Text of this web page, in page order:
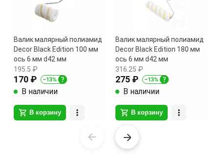
Валик малярный полиамид
Decor Black Edition 100 мм
ось 6 мм d42 мм
195.5 ₽
170 ₽
В наличии
В корзину
Валик малярный полиамид
Decor Black Edition 180 мм
ось 6 мм d42 мм
316.25 ₽
275 ₽
В наличии
В корзину